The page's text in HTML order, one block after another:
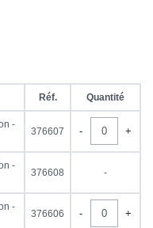
Réf. Quantité
-
376607 - +
-
376608 -
-
376606 - +